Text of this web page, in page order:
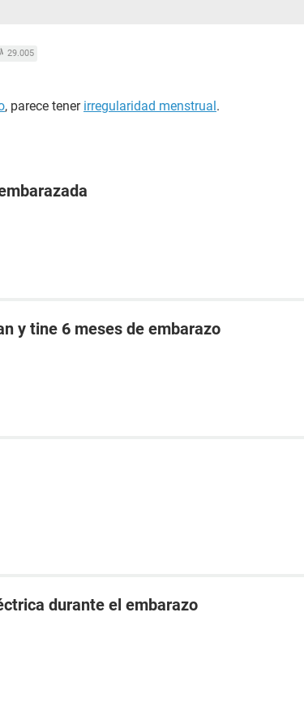
29.005
, parece tener irregularidad menstrual.
y tine 6 meses de embarazo
durante el embarazo